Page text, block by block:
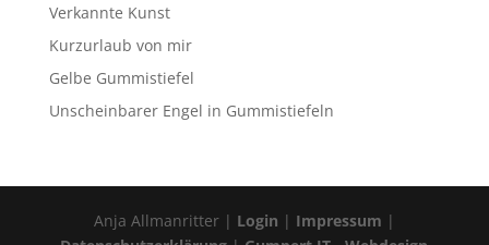
Verkannte Kunst
Kurzurlaub von mir
Gelbe Gummistiefel
Unscheinbarer Engel in Gummistiefeln
Anja Allmanritter | Login | Impressum |